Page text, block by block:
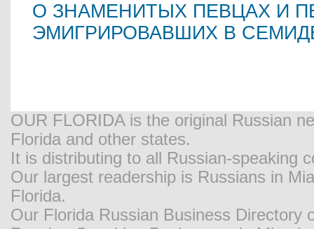
О ЗНАМЕНИТЫХ ПЕВЦАХ И
ЭМИГРИРОВАВШИХ В
OUR FLORIDA is the original Russian
Florida and other states.
It is distributing to all Russian-speaking
Our largest readership is Russians in
Florida.
Our Florida Russian Business Directory